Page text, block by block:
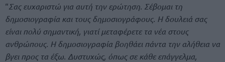
“Σας ευχαριστώ για αυτή την ερώτηση. Σέβομαι τη
δημοσιογραφία και τους δημοσιογράφους. Η δουλειά σας
είναι πολύ σημαντική, γιατί μεταφέρετε τα νέα στους
ανθρώπους. Η δημοσιογραφία βοηθάει πάντα την αλήθεια να
βγει προς τα έξω. Δυστυχώς, όπως σε κάθε επάγγελμα,